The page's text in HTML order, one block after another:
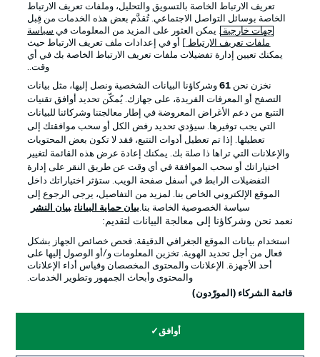
الإعلانات الإخطارات القانونية
شروط الاستخدام القنوات الناقلة
الوظائف جهة النشر
تواصل معنا اللاعبون
© 2026 Bundesliga-Gruppe GmbH
تعريف الارتباط الخاصة بالتسويق والتحليل، وملفات تعريف الارتباط
الخاصة بوسائل التواصل الاجتماعي. تُقدَّم بعض هذه الخدمات من قِبل
جهات خارجية . يمكن العثور على المزيد من المعلومات في سياسة
ملفات تعريف الارتباط
] أو في إعدادات ملف تعريف الارتباط حيث
يمكنك تعيين إدارة تفضيلات ملفات تعريف الارتباط الخاصة بك في أي
وقت..
نخزن نحن 61وشركاؤنا البيانات الشخصية ونصل إليها، مثل بيانات
التصفح أو المعرفات الفريدة، على جهازك. يُمكّن تحديد أوافق تقنيات
التتبع من دعم الأغراض المعروضة في إطار معالجتنا وشركائنا للبيانات
التي يجب توفيرها. سيؤدي تحديد رفض الكل أو سحب موافقتك إلى
تعطيلها. إذا تم تعطيل أدوات التتبع، فقد لا تكون بعض المحتويات
والإعلانات التي تراها ذا صلة بك. يمكنك إعادة عرض هذه القائمة لتغيير
اختياراتك أو سحب الموافقة في أي وقت عن طريق النقر على إدارة
التفضيلات الرابط في أسفل صفحة الويب. ستؤثر اختياراتك داخل
الموقع الإلكتروني الخاص بنا. لمزيد من التفاصيل، يرجى الرجوع إلى
سياسة الخصوصية الخاصة بنا.بيان حماية البيانات بيان النشر
نعمد نحن وشركاؤنا إلى معالجة البيانات لتقديم:
استخدام بيانات الموقع الجغرافي الدقيقة. فحص خصائص الجهاز بشكل
فعال من أجل تحديد الهوية. تخزين المعلومات و/أو الوصول إليها على
أحد الأجهزة. الإعلانات والمحتوى المخصصان وقياس أداء الإعلانات
والمحتوى وأبحاث الجمهور وتطوير الخدمات.
قائمة الشركاء (المورّدون)
أوافق